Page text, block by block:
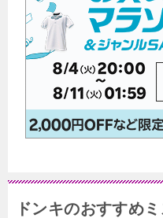
ドンキのおすすめ